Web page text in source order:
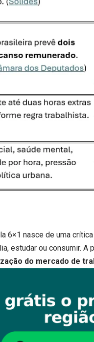
6×1 nasce de uma
estudar ou consumir.
do mercado de